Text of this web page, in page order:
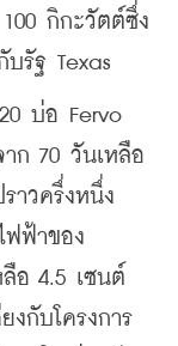
กิกะวัตต์ซึ่ง
รัฐ Texas
บ่อ Fervo
าก 70 วันเหลือ
ราวครึ่งหนึ่ง
ฟฟ้าของ
อ 4.5 เซนต์
งกับโครงการ